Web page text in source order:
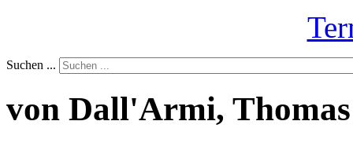
Suchen ...
von Dall'Armi,